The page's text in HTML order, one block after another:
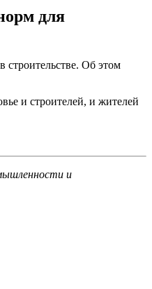
для
строительстве. Об этом
и строителей, и жителей
и